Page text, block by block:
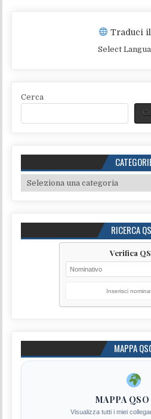
Traduci
Select
Cerca
Categorie
RICERCA
Verifica
Inserisci
MAPPA
MAPPA
Visualizza tutti i miei